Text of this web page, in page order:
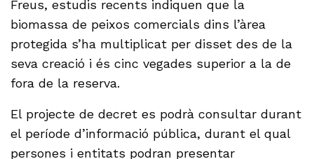
Freus, estudis recents indiquen que la
biomassa de peixos comercials dins l’àrea
protegida s’ha multiplicat per disset des de la
seva creació i és cinc vegades superior a la de
fora de la reserva.
El projecte de decret es podrà consultar durant
el període d’informació pública, durant el qual
persones i entitats podran presentar